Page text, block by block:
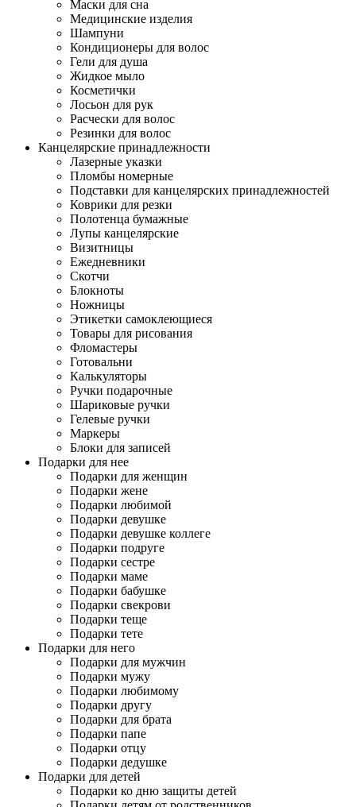
Маски для сна
Медицинские изделия
Шампуни
Кондиционеры для волос
Гели для душа
Жидкое мыло
Косметички
Лосьон для рук
Расчески для волос
Резинки для волос
Канцелярские принадлежности
Лазерные указки
Пломбы номерные
Подставки для канцелярских принадлежностей
Коврики для резки
Полотенца бумажные
Лупы канцелярские
Визитницы
Ежедневники
Скотчи
Блокноты
Ножницы
Этикетки самоклеющиеся
Товары для рисования
Фломастеры
Готовальни
Калькуляторы
Ручки подарочные
Шариковые ручки
Гелевые ручки
Маркеры
Блоки для записей
Подарки для нее
Подарки для женщин
Подарки жене
Подарки любимой
Подарки девушке
Подарки девушке коллеге
Подарки подруге
Подарки сестре
Подарки маме
Подарки бабушке
Подарки свекрови
Подарки теще
Подарки тете
Подарки для него
Подарки для мужчин
Подарки мужу
Подарки любимому
Подарки другу
Подарки для брата
Подарки папе
Подарки отцу
Подарки дедушке
Подарки для детей
Подарки ко дню защиты детей